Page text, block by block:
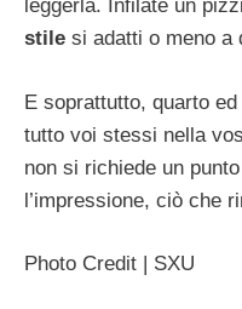
leggerla. Infilate un
stile si adatti o meno a
E soprattutto, quarto
tutto voi stessi nella
non si richiede un
l’impressione, ciò che
Photo Credit | SXU